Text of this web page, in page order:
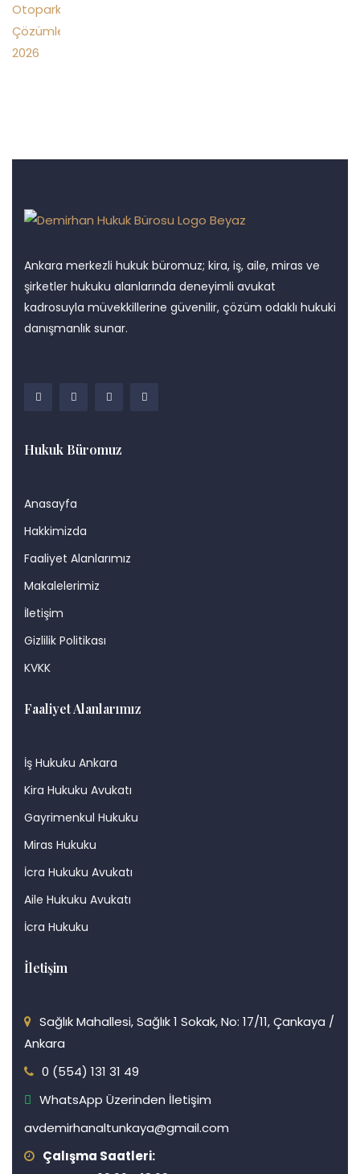
Ankara merkezli hukuk büromuz; kira, iş, aile, miras ve
şirketler hukuku alanlarında deneyimli avukat
kadrosuyla müvekkillerine güvenilir, çözüm odaklı hukuki
danışmanlık sunar.
Hukuk Büromuz
Anasayfa
Hakkimizda
Faaliyet Alanlarımız
Makalelerimiz
İletişim
Gizlilik Politikası
KVKK
Faaliyet Alanlarımız
İş Hukuku Ankara
Kira Hukuku Avukatı
Gayrimenkul Hukuku
Miras Hukuku
İcra Hukuku Avukatı
Aile Hukuku Avukatı
İcra Hukuku
İletişim
Sağlık Mahallesi, Sağlık 1 Sokak, No: 17/11, Çankaya /
Ankara
0 (554) 131 31 49
WhatsApp Üzerinden İletişim
avdemirhanaltunkaya@gmail.com
Çalışma Saatleri: